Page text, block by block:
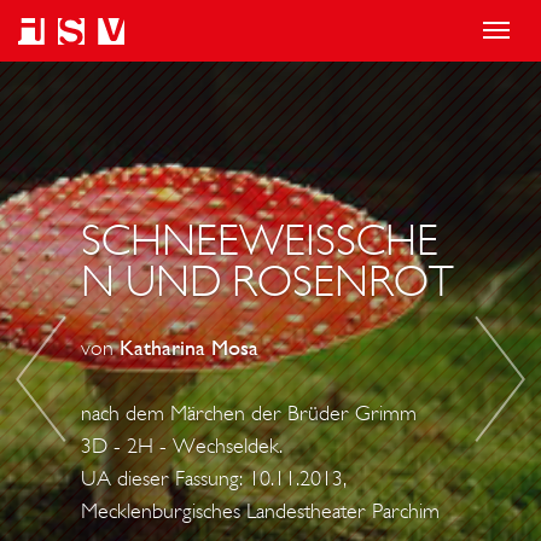
T
o
l
n
a
v
i
g
a
t
i
R
U
P
E
L
S
T
I
L
Z
C
H
D
S
H
W
E
I
N
E
H
I
SCHNEEWEISSCHE
N UND ROSENROT
vonKatharina Mosa
nach dem Märchen der Brüder Grimm
3D - 2H - Wechseldek.
UA dieser Fassung: 10.11.2013,
Mecklenburgisches Landestheater Parchim